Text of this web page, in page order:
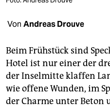
veranstaltungen
fragen & hilfe
unterstützen
abo
Von Andreas Drouve
Beim Frühstück sind
Hotel ist nur einer der
der Inselmitte klaffen
wie offene Wunden, im
der Charme unter Beton